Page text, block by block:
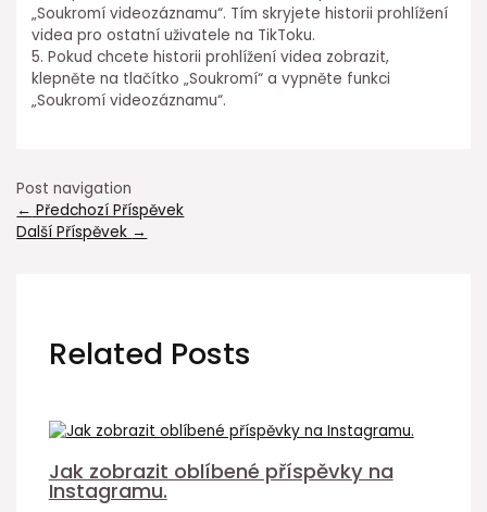
„Soukromí videozáznamu“. Tím skryjete historii prohlížení
videa pro ostatní uživatele na TikToku.
5. Pokud chcete historii prohlížení videa zobrazit,
klepněte na tlačítko „Soukromí“ a vypněte funkci
„Soukromí videozáznamu“.
Post navigation
← Předchozí Příspěvek
Další Příspěvek →
Related Posts
Jak zobrazit oblíbené příspěvky na
Instagramu.